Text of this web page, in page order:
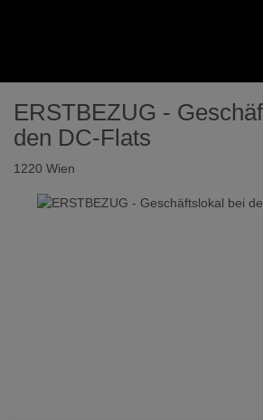
ERSTBEZUG -
den DC-Flats
1220 Wien